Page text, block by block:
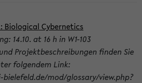
Biological Cybernetics
14.10. at 16 h in W1-103
Projektbeschreibungen finden Sie
folgendem Link:
mod/glossary/view.php?